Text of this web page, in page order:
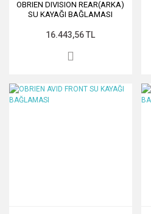
OBRIEN DIVISION REAR(ARKA)
SU KAYAĞI BAĞLAMASI
16.443,56 TL